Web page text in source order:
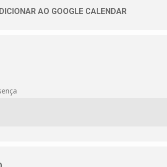
AO GOOGLE CALENDAR